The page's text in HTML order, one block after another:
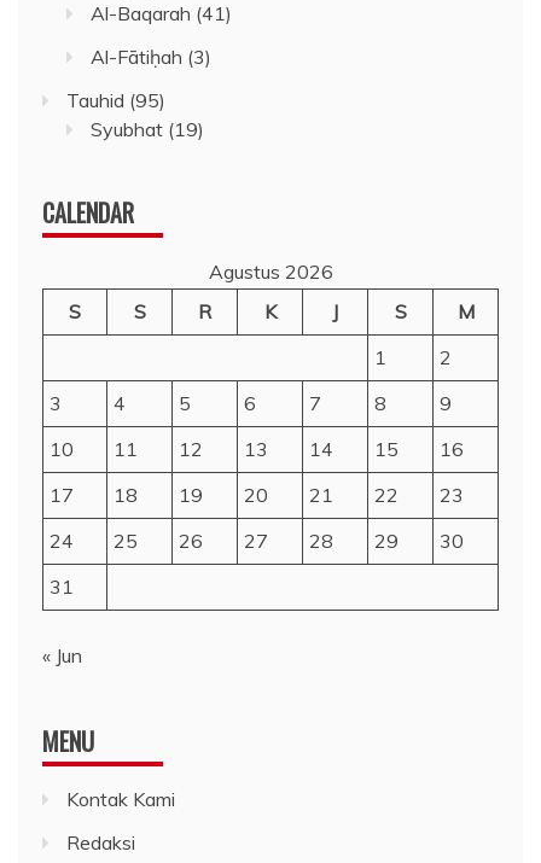
Al-Baqarah (41)
Al-Fātiḥah (3)
Tauhid (95)
Syubhat (19)
CALENDAR
Agustus 2026
S
S R K J S
M
1
2
3
4 5 6 7 8
9
10
11 12 13 14 15
16
17
18 19 20 21 22
23
24
25 26 27 28 29
30
31
« Jun
MENU
Kontak Kami
Redaksi